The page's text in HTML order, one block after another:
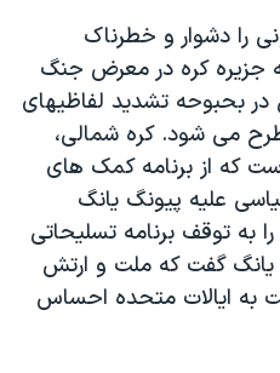
ایران
را دشوار و خطرناک
جزيره کره در معرض جنگ
در بحبوحه تشديد لفاظيهای
می شود. کره شمالی،
که از برنامه کمک های
عليه پيونگ يانگ
به توقف برنامه تسليحاتی
يانگ گفت که ملت و ارتش
به ايالات متحده احساس